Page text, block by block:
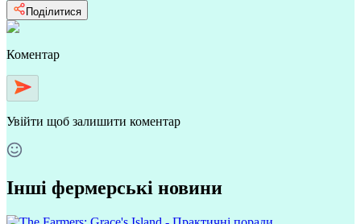
Поділитися
Коментар
Увійти щоб залишити коментар
Інші фермерські новини